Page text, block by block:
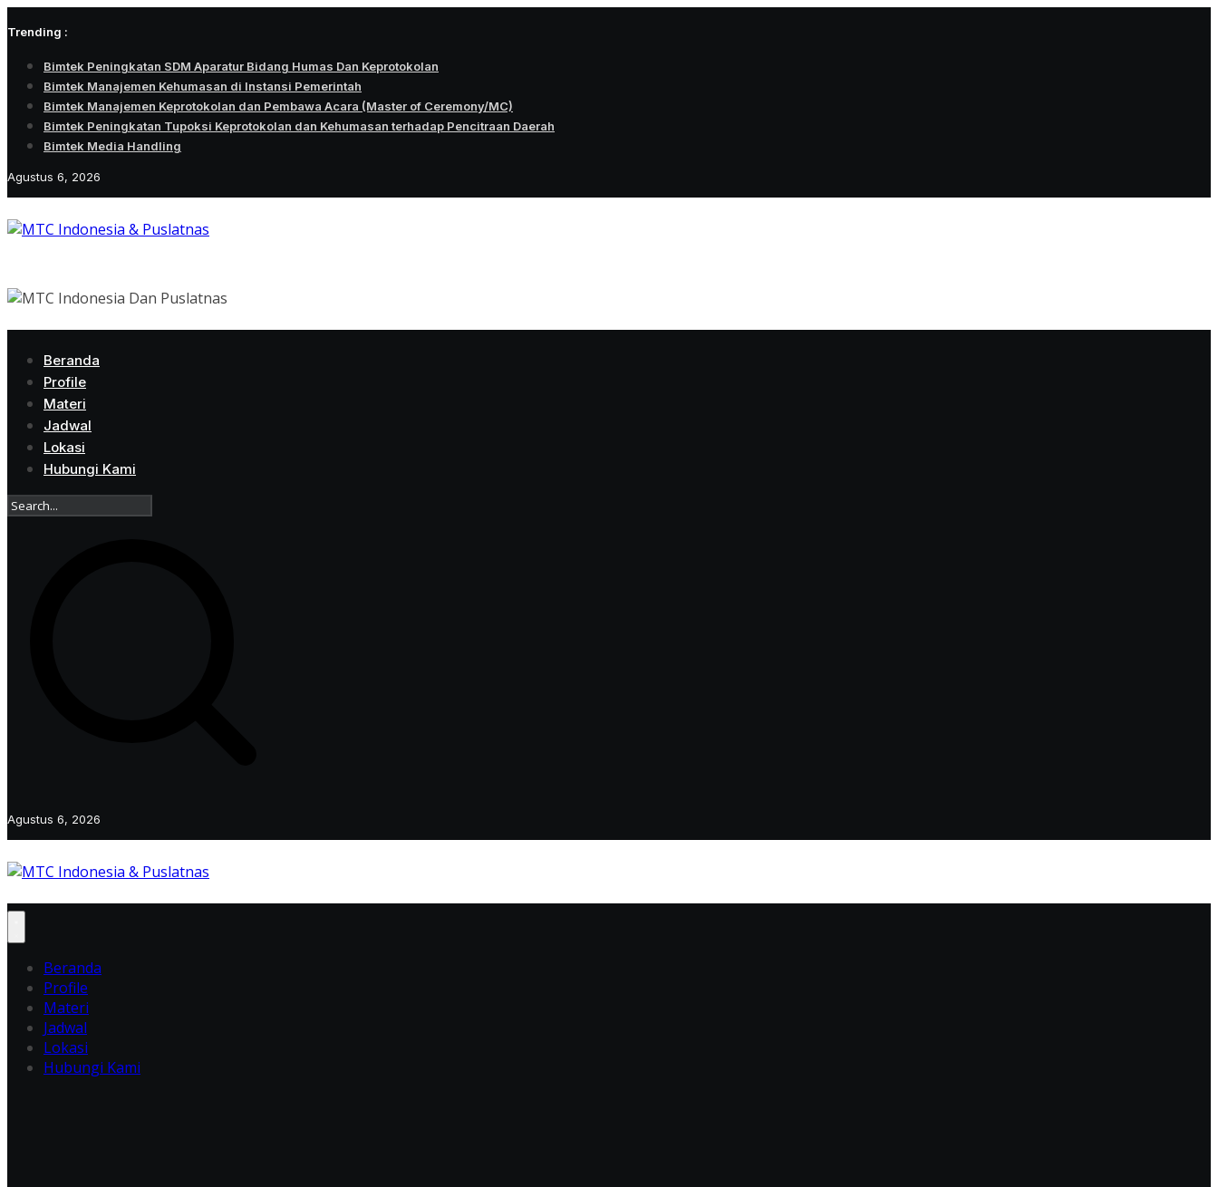
to
Trending :
Bimtek Peningkatan SDM Aparatur Bidang Humas Dan Keprotokolan
Bimtek Manajemen Kehumasan di Instansi Pemerintah
Bimtek Manajemen Keprotokolan dan Pembawa Acara (Master of Ceremony/MC)
Bimtek Peningkatan Tupoksi Keprotokolan dan Kehumasan terhadap Pencitraan Daerah
Bimtek Media Handling
Agustus 6, 2026
Beranda
Profile
Materi
Jadwal
Lokasi
Hubungi Kami
Agustus 6, 2026
Beranda
Profile
Materi
Jadwal
Lokasi
Hubungi Kami